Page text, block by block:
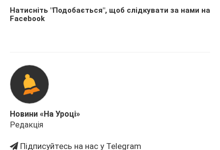
Натисніть "Подобається", щоб слідкувати за нами на
Facebook
Новини «На Уроці»
Редакція
Підписуйтесь на нас у Telegram